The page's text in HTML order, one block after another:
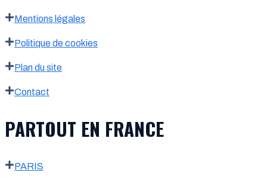
Mentions légales
Politique de cookies
Plan du site
Contact
PARTOUT EN FRANCE
PARIS